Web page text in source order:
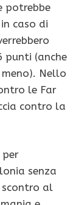
potrebbe
caso di
punti (anche
Nello
le Far
contro la
per
senza
scontro al